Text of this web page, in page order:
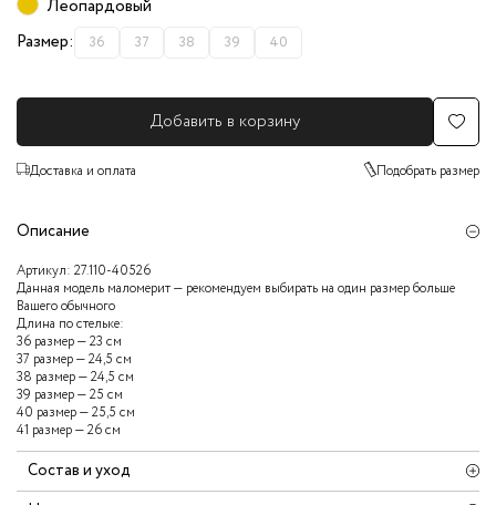
Леопардовый
Размер:
36 37 38 39 40
Добавить в корзину
Доставка и оплата Подобрать размер
Описание
Артикул: 27.110-40526
Данная модель маломерит — рекомендуем выбирать на один размер больше
Вашего обычного
Длина по стельке:
36 размер — 23 см
37 размер — 24,5 см
38 размер — 24,5 см
39 размер — 25 см
40 размер — 25,5 см
41 размер — 26 см
Состав и уход